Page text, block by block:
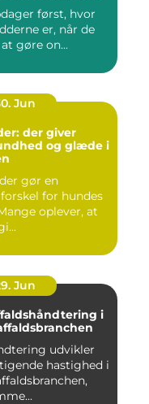
først, hvor
er, når de
gøre on...
Jun
der giver
og glæde i
gør en
for hundes
oplever, at
Jun
i
udvikler
hastighed i